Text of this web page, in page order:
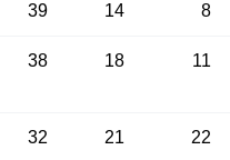
39 14 8
38 18 11
32 21 22